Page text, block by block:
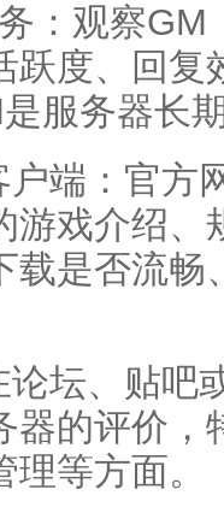
：观察
跃度、回复
服务器长
端：官方
游戏介绍
载是否流
坛、贴吧
器的评价，
等方面。